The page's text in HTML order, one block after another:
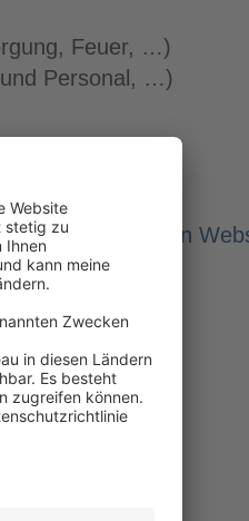
Feuer, …)
Personal, …)
auf den